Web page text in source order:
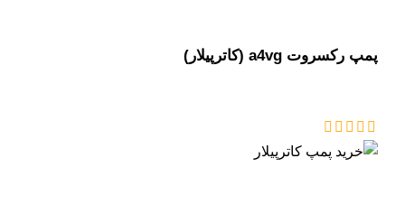
پمپ رکسروت a4vg (کاترپیلار)